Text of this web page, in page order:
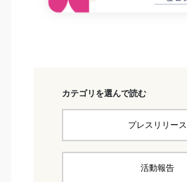
カテゴリを選んで読む
プレスリリース
活動報告